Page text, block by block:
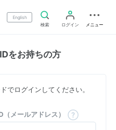
English
検索
ログイン メニュー
をお持ちの方
でログインしてください。
メールアドレス）